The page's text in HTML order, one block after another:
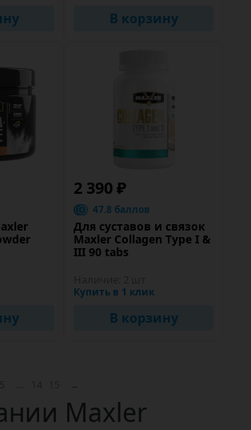
В корзину
2 390 ₽
47.8 баллов
Для суставов и связок
Maxler Collagen Type I &
III 90 tabs
Купить в 1 клик
В корзину
Maxler